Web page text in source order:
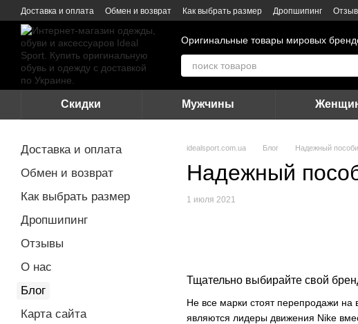
Перейти к основному контенту
Доставка и оплата Обмен и возврат Как выбрать размер Дропшипинг
Оригинальные товары мировых
Скидки Мужчины
idealsport.com.ua Блог Надежный
Надежный
1 июля 2021
Тщательно выбирайте свой
Не все марки стоят перепродажи
являются лидеры движения Nike
Доставка и оплата
Обмен и возврат
Как выбрать размер
Дропшипинг
Отзывы
О нас
Блог
Карта сайта